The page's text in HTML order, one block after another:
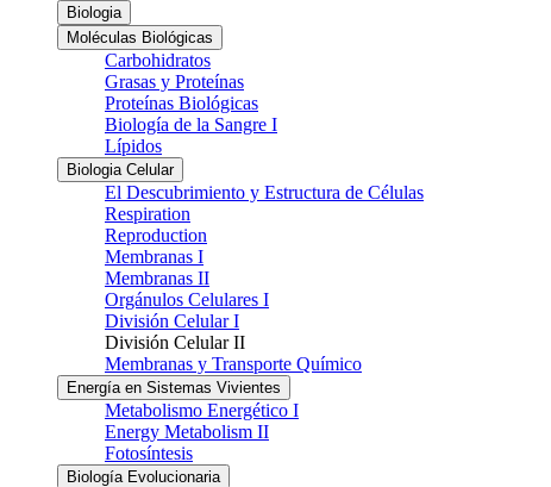
Biologia
Moléculas Biológicas
Carbohidratos
Grasas y Proteínas
Proteínas Biológicas
Biología de la Sangre I
Lípidos
Biologia Celular
El Descubrimiento y Estructura de Células
Respiration
Reproduction
Membranas I
Membranas II
Orgánulos Celulares I
División Celular I
División Celular II
Membranas y Transporte Químico
Energía en Sistemas Vivientes
Metabolismo Energético I
Energy Metabolism II
Fotosíntesis
Biología Evolucionaria